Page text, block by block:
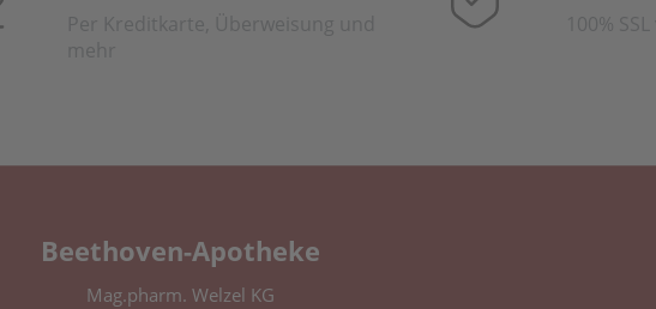
Per Kreditkarte, Überweisung und
mehr
100%
Beethoven-Apotheke
Mag.pharm. Welzel KG